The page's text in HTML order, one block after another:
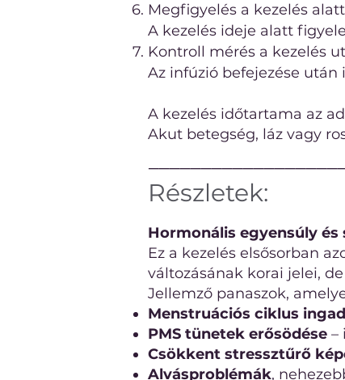
Megfigyelés a kezelés
A kezelés ideje alatt
Kontroll mérés a kezelés
Az infúzió befejezése
A kezelés időtartama az
Akut betegség, láz vagy
Részletek:
Hormonális egyensúly és
Ez a kezelés elsősorban
változásának korai jelei, de
Jellemző panaszok,
Menstruációs ciklus
PMS tünetek erősödése –
Csökkent stressztűrő
Alvásproblémák,